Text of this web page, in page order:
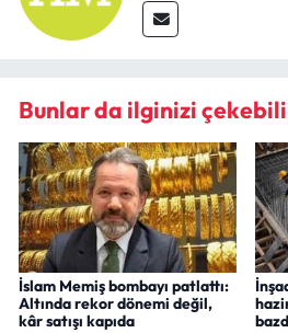
Bunlar da ilginizi
İslam Memiş bombayı patlattı:
Altında rekor dönemi değil,
kâr satışı kapıda